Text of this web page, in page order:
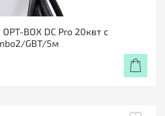
BOX DC Pro 20квт с
GBT/5м